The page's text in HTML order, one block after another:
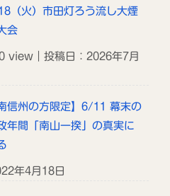
（火）市田灯ろう流し大煙
会
view｜投稿日：2026年7月
南信州の方限定】6/11 幕末の
年間「南山一揆」の真実に
年4月18日